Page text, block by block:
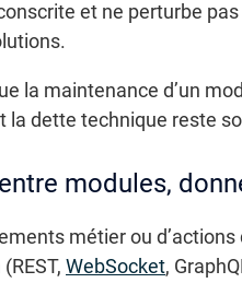
et ne perturbe
la maintenance d’un
la dette technique reste
modules,
métier ou
WebSocket,